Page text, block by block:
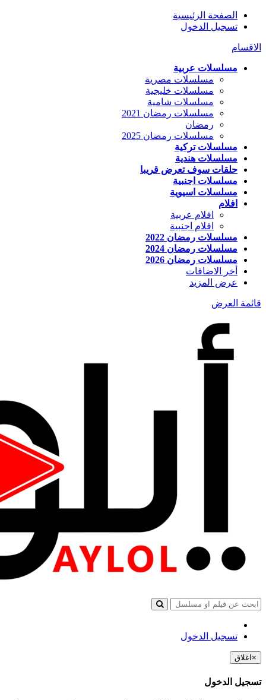
الصفحة الرئيسية
تسجيل الدخول
الاقسام
مسلسلات عربية
مسلسلات مصرية
مسلسلات خليجية
مسلسلات شامية
مسلسلات رمضان 2021
رمضان
مسلسلات رمضان 2025
مسلسلات تركية
مسلسلات هندية
حلقات سوف تعرض قريبا
مسلسلات اجنبية
مسلسلات اسيوية
افلام
افلام عربية
افلام اجنبية
مسلسلات رمضان 2022
مسلسلات رمضان 2024
مسلسلات رمضان 2026
أخر الاضافات
عرض المزيد
قائمة العرض
تسجيل الدخول
× اغلاق
تسجيل الدخول